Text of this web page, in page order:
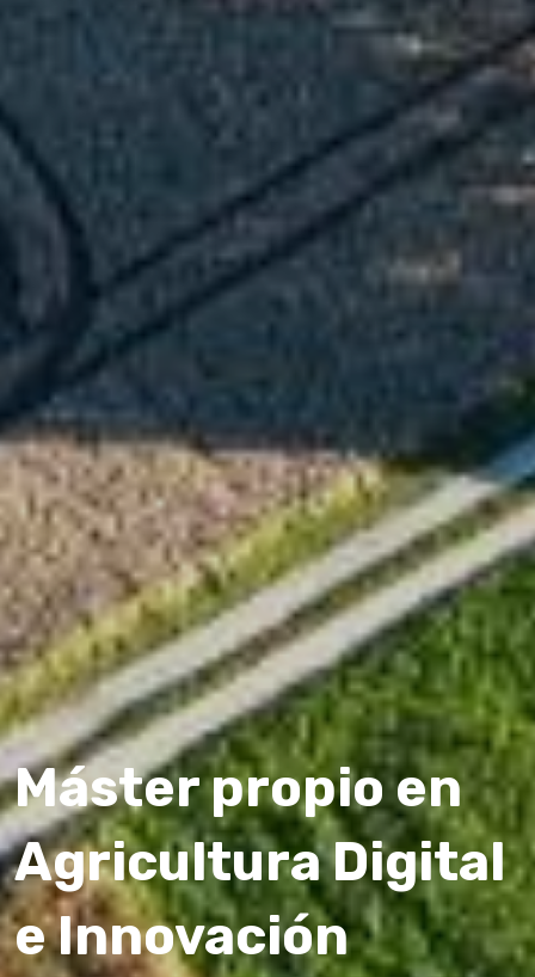
Máster propio en
Agricultura Digital
e Innovación